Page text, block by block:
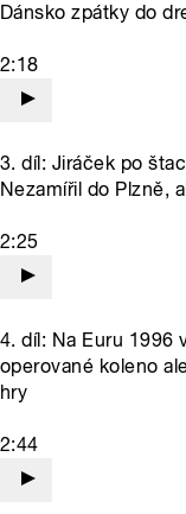
Dánsko zpátky do
2:18
3. díl: Jiráček po
Nezamířil do Plzně,
2:25
4. díl: Na Euru 1996
operované koleno
hry
2:44